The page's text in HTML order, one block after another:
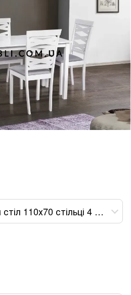
Комплект кухонний стіл 110х70 стільці 4 шт білий сірий